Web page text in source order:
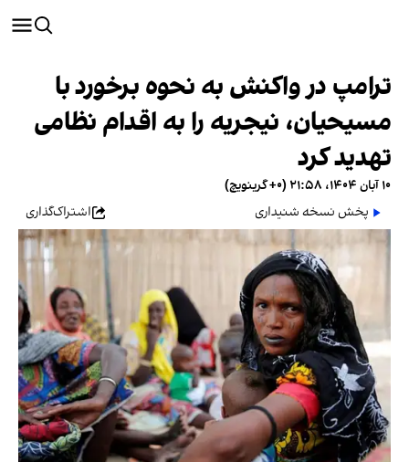
ترامپ در واکنش به نحوه برخورد با
مسیحیان، نیجریه را به اقدام نظامی
تهدید کرد
۱۰ آبان ۱۴۰۴، ۲۱:۵۸ (‎+۰ گرینویچ)
پخش نسخه شنیداری
اشتراک‌گذاری